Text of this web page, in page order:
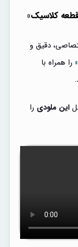
کلاسیک»
دقیق و
را همراه با
این ملودی را